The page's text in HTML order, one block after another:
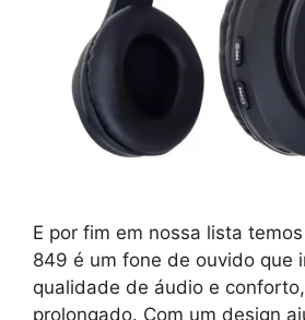
E por fim em nossa lista
849 é um fone de ouvido que
qualidade de áudio e
prolongado. Com um design